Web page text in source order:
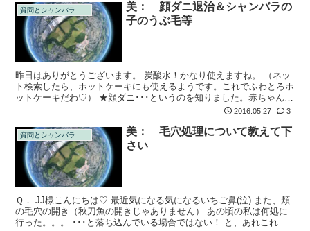
質問とシャンバラの回答
美： 顔ダニ退治＆シャンバラの
子のうぶ毛等
昨日はありがとうございます。 炭酸水！かなり使えますね。 （ネッ
ト検索したら、ホットケーキにも使えるようです。これでふわとろホ
ットケーキだわ♡） ★顔ダニ･･･というのを知りました。赤ちゃんに
スリスリしたら、そこから侵入するから、ほとんどの方に居ると書か
2016.05.27 3
質問とシャンバラの回答
美： 毛穴処理について教えて下
さい
Ｑ． JJ様こんにちは♡ 最近気になる気になるいちご鼻(泣) また、頬
の毛穴の開き（秋刀魚の開きじゃありません） あの頃の私は何処に
行った。。。 ･･･と落ち込んでいる場合ではない！ と、あれこれネ